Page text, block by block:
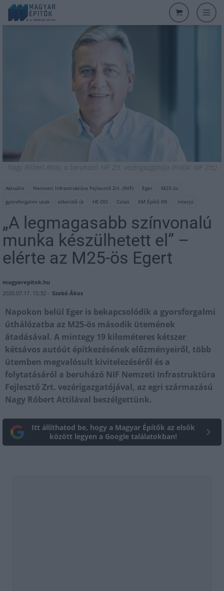
Nagy Róbert Attila, a beruházó NIF Zrt. vezérigazgatója (Fotók: NIF Zrt.)
Aktuális Nemzeti Infrastruktúra Fejlesztő Zrt. (NIF) Eger
M25-ös
gyorsforgalmi utak
elkerülő út HE-DO Colas KM Építő Kft. interjú
„A legmagasabb színvonalú
munka készülhetett el” –
elérte az M25-ös Egert
magyarepitok.hu
2020.07.17. 15:32 - Szabó Ákos
Napokon belül Eger is bekapcsolódik a gyorsforgalmi
úthálózatba az M25-ös második ütemének
átadásával. A mintegy 19 kilométeres kétszer
kétsávos autóút építkezésének előzményeiről, több
ütemben megvalósult kivitelezéséről és a
folytatásáról a beruházó NIF Nemzeti Infrastruktúra
Fejlesztő Zrt. vezérigazgatójával, az egri származású
Nagy Róbert Attilával beszélgettünk.
Itt állíthatod be, hogy a Magyar Építők az elsők
között legyen a Google találatokban!